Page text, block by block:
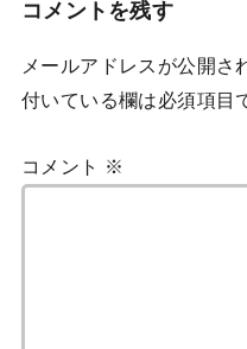
コメントを残す
メールアドレスが公開さ
付いている欄は必須項目
コメント ※